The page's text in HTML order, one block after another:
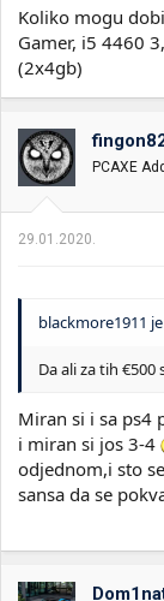
Koliko mogu
Gamer, i5 4460
(2x4gb)
PCAXE
29.01.2020.
blackmore1911
Da ali za tih
Miran si i sa ps4
i miran si jos 3-4
odjednom,i sto
sansa da se